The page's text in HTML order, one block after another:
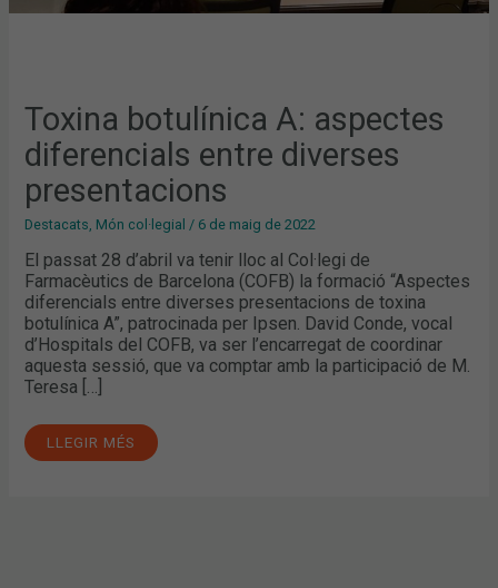
Toxina botulínica A: aspectes
diferencials entre diverses
presentacions
Destacats, Món col·legial / 6 de maig de 2022
El passat 28 d’abril va tenir lloc al Col·legi de
Farmacèutics de Barcelona (COFB) la formació “Aspectes
diferencials entre diverses presentacions de toxina
botulínica A”, patrocinada per Ipsen. David Conde, vocal
d’Hospitals del COFB, va ser l’encarregat de coordinar
aquesta sessió, que va comptar amb la participació de M.
Teresa […]
LLEGIR MÉS